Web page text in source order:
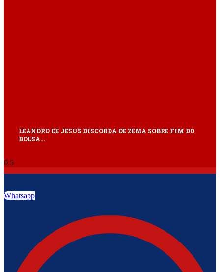
LEANDRO DE JESUS DISCORDA DE ZEMA SOBRE FIM DO
BOLSA…
Whatsapp